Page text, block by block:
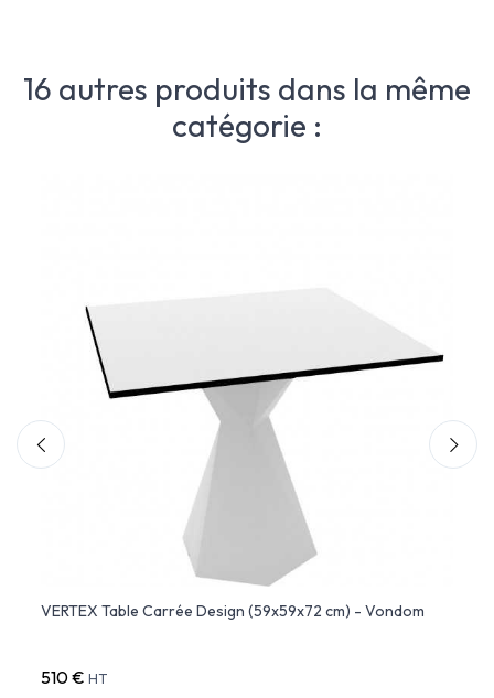
16 autres produits dans la même
catégorie :
VERTEX Table Carrée Design (59x59x72 cm) - Vondom
510 € HT